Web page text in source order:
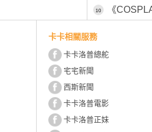
10
卡卡相關服務
卡卡洛普總舵
宅宅新聞
西斯新聞
卡卡洛普電影
卡卡洛普正妹